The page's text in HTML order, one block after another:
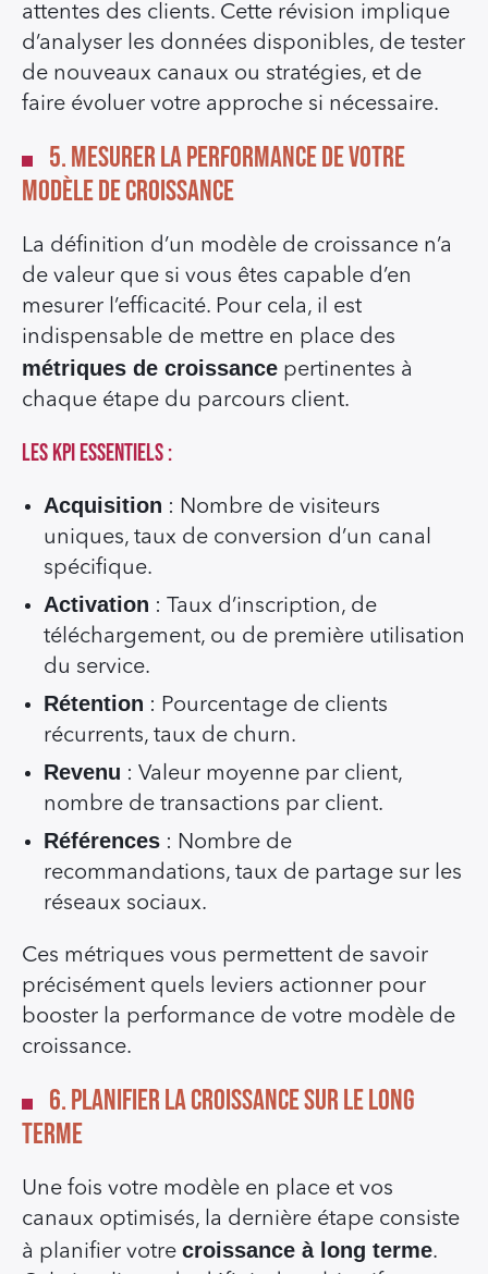
attentes des clients. Cette révision implique
d’analyser les données disponibles, de tester
de nouveaux canaux ou stratégies, et de
faire évoluer votre approche si nécessaire.
5. Mesurer la Performance de Votre
Modèle de Croissance
La définition d’un modèle de croissance n’a
de valeur que si vous êtes capable d’en
mesurer l’efficacité. Pour cela, il est
indispensable de mettre en place des
métriques de croissance pertinentes à
chaque étape du parcours client.
Les KPI essentiels :
Acquisition : Nombre de visiteurs
uniques, taux de conversion d’un canal
spécifique.
Activation : Taux d’inscription, de
téléchargement, ou de première utilisation
du service.
Rétention : Pourcentage de clients
récurrents, taux de churn.
Revenu : Valeur moyenne par client,
nombre de transactions par client.
Références : Nombre de
recommandations, taux de partage sur les
réseaux sociaux.
Ces métriques vous permettent de savoir
précisément quels leviers actionner pour
booster la performance de votre modèle de
croissance.
6. Planifier la Croissance sur le Long
Terme
Une fois votre modèle en place et vos
canaux optimisés, la dernière étape consiste
à planifier votre croissance à long terme.